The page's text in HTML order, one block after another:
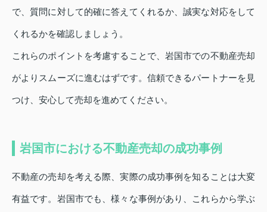
で、質問に対して的確に答えてくれるか、誠実な対応をして
くれるかを確認しましょう。
これらのポイントを考慮することで、岩国市での不動産売却
がよりスムーズに進むはずです。信頼できるパートナーを見
つけ、安心して売却を進めてください。
岩国市における不動産売却の成功事例
不動産の売却を考える際、実際の成功事例を知ることは大変
有益です。岩国市でも、様々な事例があり、これらから学ぶ